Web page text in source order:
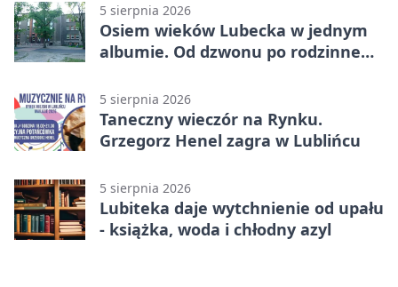
5 sierpnia 2026
Osiem wieków Lubecka w jednym
albumie. Od dzwonu po rodzinne
5 sierpnia 2026
Taneczny wieczór na Rynku.
Grzegorz Henel zagra w Lublińcu
5 sierpnia 2026
Lubiteka daje wytchnienie od upału
- książka, woda i chłodny azyl